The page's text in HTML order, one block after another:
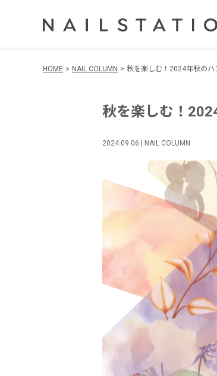
HOME NAIL COLUMN 秋を楽しむ！2024年秋のハ
秋を楽しむ！
2024.09.06 | NAIL COLUMN